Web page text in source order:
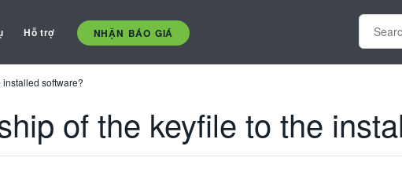
Hỗ trợ NHẬN BÁO GIÁ
software?
of the keyfile to the